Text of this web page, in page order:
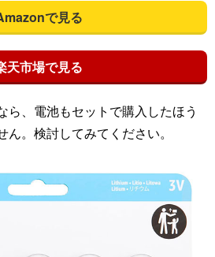
で見る
天市場で見る
ら、電池もセットで購入したほう
。検討してみてください。